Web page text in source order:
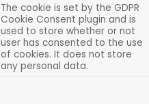
The cookie is set by the GDPR
Cookie Consent plugin and is
used to store whether or not
user has consented to the use
of cookies. It does not store
any personal data.